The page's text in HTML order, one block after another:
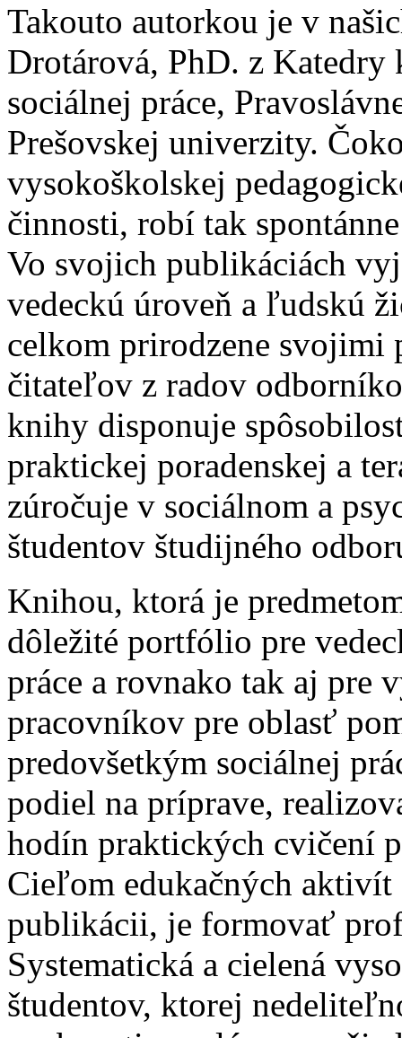
Takouto autorkou je v
Drotárová, PhD. z Katedry
sociálnej práce,
Prešovskej univerzity.
vysokoškolskej
činnosti, robí tak
Vo svojich publikáciách
vedeckú úroveň a ľudskú
celkom prirodzene
čitateľov z radov
knihy disponuje
praktickej poradenskej a
zúročuje v sociálnom a
študentov študijného
Knihou, ktorá je
dôležité portfólio pre
práce a rovnako tak aj pre
pracovníkov pre oblasť
predovšetkým sociálnej
podiel na príprave,
hodín praktických cvičení
Cieľom edukačných aktivít
publikácii, je formovať
Systematická a cielená
študentov, ktorej